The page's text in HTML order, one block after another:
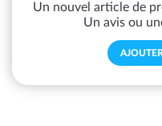
Un nouvel article de
Un avis ou